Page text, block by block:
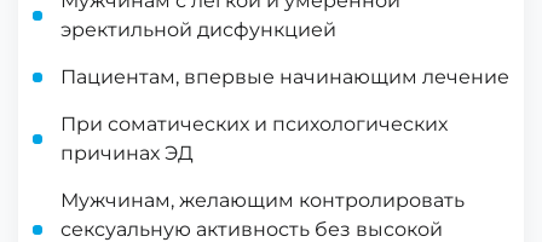
эректильной дисфункцией
Пациентам, впервые начинающим лечение
При соматических и психологических
причинах ЭД
Мужчинам, желающим контролировать
сексуальную активность без высокой